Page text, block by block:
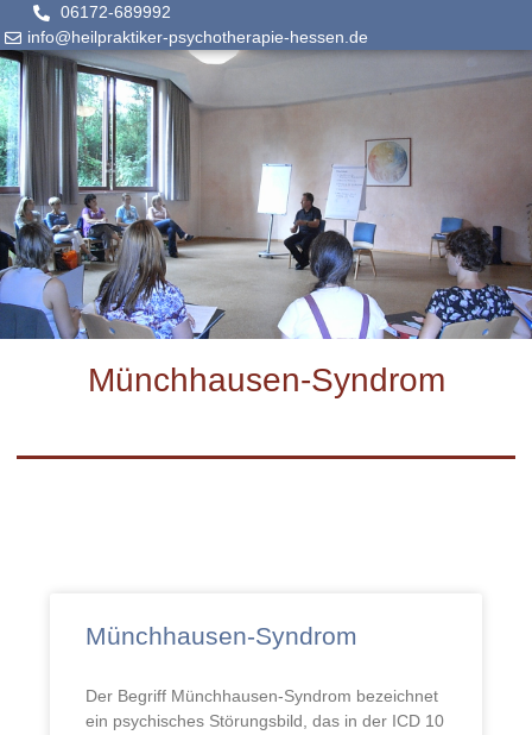
06172-689992
info@heilpraktiker-psychotherapie-hessen.de
Münchhausen-Syndrom
Münchhausen-Syndrom
Der Begriff Münchhausen-Syndrom bezeichnet
ein psychisches Störungsbild, das in der ICD 10